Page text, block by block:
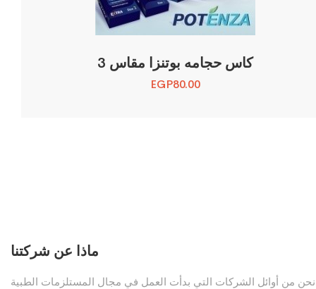
كاس حجامه بوتنزا مقاس 3
EGP80.00
ماذا عن شركتنا
نحن من أوائل الشركات التي بدأت العمل في مجال المستلزمات الطبية